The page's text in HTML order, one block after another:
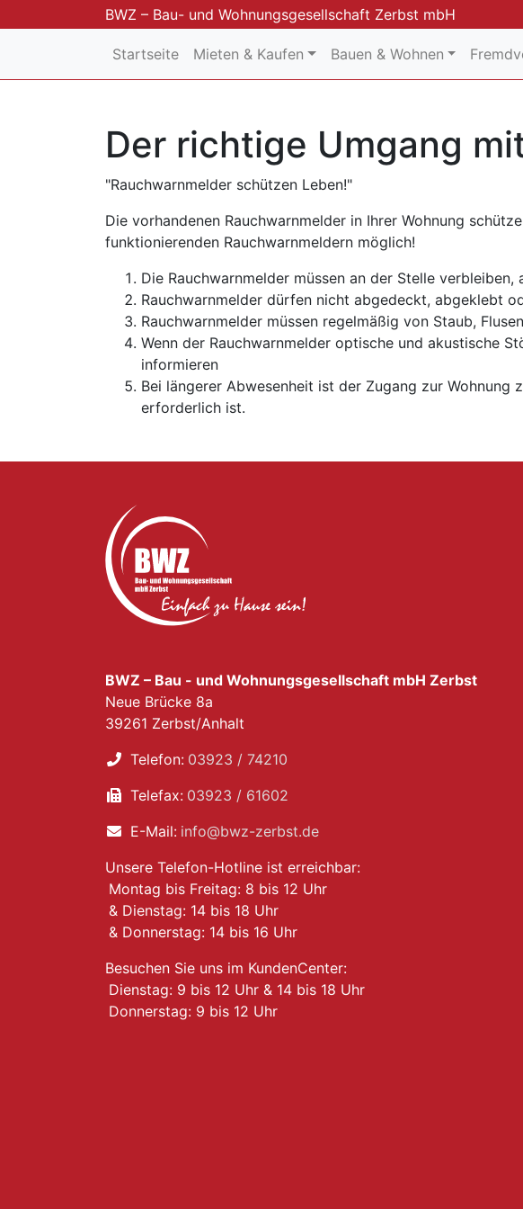
BWZ – Bau- und Wohnungsgesellschaft Zerbst mbH
Startseite Mieten & Kaufen Bauen & Wohnen
Der richtige Umgang
"Rauchwarnmelder schützen Leben!"
Die vorhandenen Rauchwarnmelder in Ihrer Wohnung
funktionierenden Rauchwarnmeldern möglich!
Die Rauchwarnmelder müssen an der Stelle
Rauchwarnmelder dürfen nicht abgedeckt, abgeklebt
Rauchwarnmelder müssen regelmäßig von Staub,
Wenn der Rauchwarnmelder optische und akustische
informieren
Bei längerer Abwesenheit ist der Zugang zur Wohnung
erforderlich ist.
BWZ – Bau - und Wohnungsgesellschaft mbH Zerbst
Neue Brücke 8a
39261 Zerbst/Anhalt
Telefon: 03923 / 74210
Telefax: 03923 / 61602
E-Mail: info@bwz-zerbst.de
Unsere Telefon-Hotline ist erreichbar:
Montag bis Freitag: 8 bis 12 Uhr
& Dienstag: 14 bis 18 Uhr
& Donnerstag: 14 bis 16 Uhr
Besuchen Sie uns im KundenCenter:
Dienstag: 9 bis 12 Uhr & 14 bis 18 Uhr
Donnerstag: 9 bis 12 Uhr